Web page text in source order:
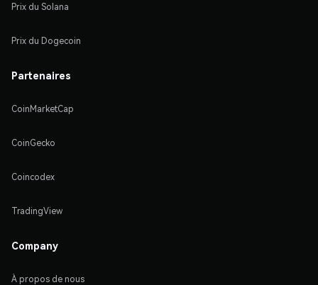
Prix du Solana
Prix du Dogecoin
Partenaires
CoinMarketCap
CoinGecko
Coincodex
TradingView
Company
À propos de nous